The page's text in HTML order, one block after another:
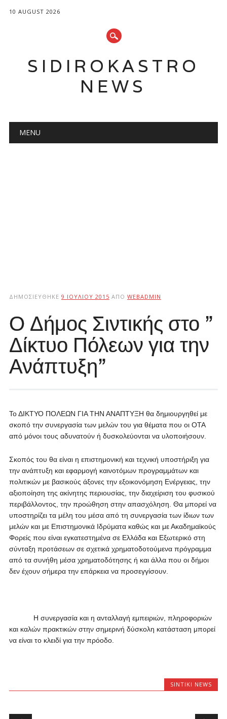
10 AUGUST 2026
SIDIROKASTRO
NEWS
Main menu
MENU
ΔΗΜΟΣΙΕΎΘΗΚΕ 9 ΙΟΥΛΊΟΥ 2015 ΑΠΌ WEBADMIN
Ο Δήμος Σιντικής στο ”
Δίκτυο Πόλεων για την
Ανάπτυξη”
Το ΔΙΚΤΥΟ ΠΟΛΕΩΝ ΓΙΑ ΤΗΝ ΑΝΑΠΤΥΞΗ θα δημιουργηθεί με
σκοπό την συνεργασία των μελών του για θέματα που οι ΟΤΑ
από μόνοι τους αδυνατούν ή δυσκολεύονται να υλοποιήσουν.
Σκοπός του θα είναι η επιστημονική και τεχνική υποστήριξη για
την ανάπτυξη και εφαρμογή καινοτόμων προγραμμάτων και
πολιτικών με βασικούς άξονες την εξοικονόμηση Ενέργειας, την
αξιοποίηση της ακίνητης περιουσίας, την διαχείριση του φυσικού
περιβάλλοντος, την προώθηση στην απασχόληση. Θα μπορεί να
υποστηρίζει τα μέλη του μέσα από τη συνεργασία των ίδιων των
μελών και με Επιστημονικά Ιδρύματα καθώς και με Ακαδημαϊκούς
Φορείς που είναι εγκατεστημένα σε Ελλάδα και Εξωτερικό στη
σύνταξη προτάσεων σε σχετικά χρηματοδοτούμενα πρόγραμμα
από τα συνήθη μέσα χρηματοδότησης ή και άλλα που οι δήμοι
δεν έχουν σήμερα την επάρκεια να προσεγγίσουν.
Η συνεργασία και η ανταλλαγή εμπειριών, πληροφοριών
και καλών πρακτικών στην σημερινή δύσκολη κατάσταση μπορεί
να είναι το κλειδί για την πρόοδο.
SINTIKI NEWS